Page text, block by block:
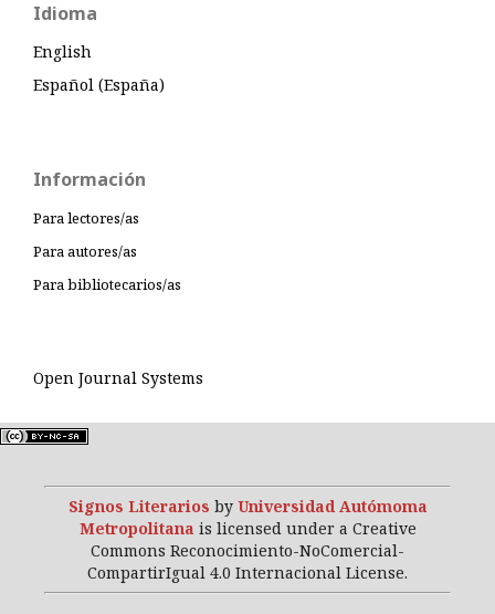
Idioma
English
Español (España)
Información
Para lectores/as
Para autores/as
Para bibliotecarios/as
Open Journal Systems
Signos Literarios by Universidad Autómoma
Metropolitana is licensed under a Creative
Commons Reconocimiento-NoComercial-
CompartirIgual 4.0 Internacional License.